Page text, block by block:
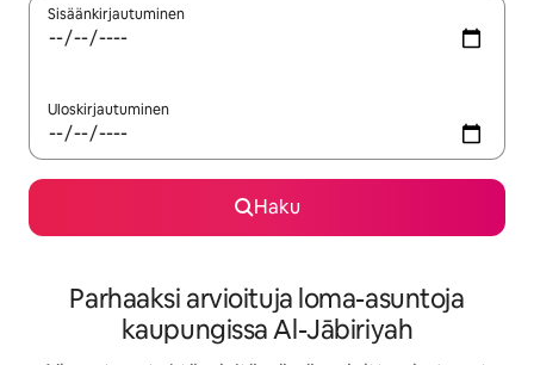
Sisäänkirjautuminen
Uloskirjautuminen
Haku
Parhaaksi arvioituja loma-asuntoja
kaupungissa Al-Jābiriyah